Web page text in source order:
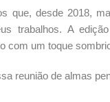
que, desde 2018,
trabalhos. A
com um toque
reunião de almas